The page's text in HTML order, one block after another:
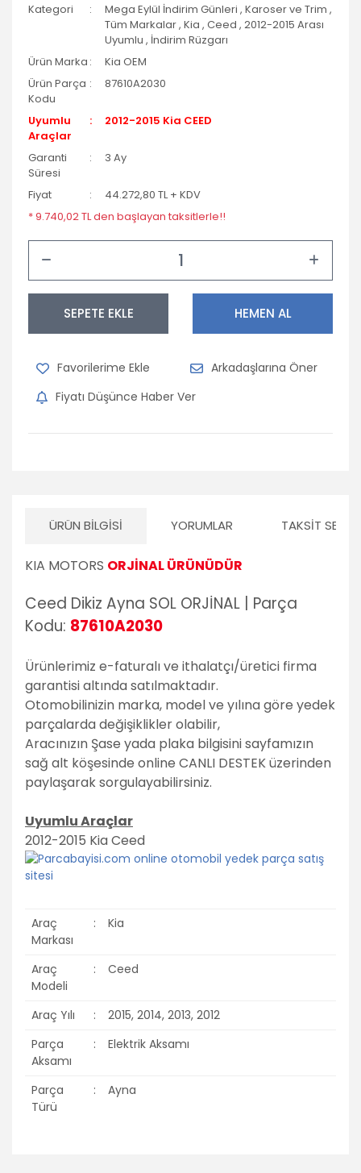
Kategori Mega Eylül İndirim Günleri , Karoser ve Trim ,
Tüm Markalar, Kia , Ceed , 2012-2015 Arası
Uyumlu , İndirim Rüzgarı
Ürün Marka
Kia OEM
Ürün Parça
Kodu
87610A2030
Uyumlu
Araçlar
2012-2015 Kia CEED
Garanti
Süresi
3 Ay
Fiyat
44.272,80 TL + KDV
* 9.740,02 TL den başlayan taksitlerle!!
SEPETE EKLE HEMEN AL
Arkadaşlarına Öner
Fiyatı Düşünce Haber Ver
ÜRÜN BILGISI YORUMLAR TAKSIT
KIA MOTORS ORJİNAL ÜRÜNÜDÜR
Ceed Dikiz Ayna SOL ORJİNAL | Parça
Kodu: 87610A2030
Ürünlerimiz e-faturalı ve ithalatçı/üretici firma
garantisi altında satılmaktadır.
Otomobilinizin marka, model ve yılına göre yedek
parçalarda değişiklikler olabilir,
Aracınızın Şase yada plaka bilgisini sayfamızın
sağ alt köşesinde online CANLI DESTEK üzerinden
paylaşarak sorgulayabilirsiniz.
Uyumlu Araçlar
2012-2015 Kia Ceed
Araç
Markası
: Kia
Araç
Modeli
: Ceed
Araç Yılı :
2015, 2014, 2013, 2012
Parça
Aksamı
: Elektrik Aksamı
Parça
Türü
: Ayna